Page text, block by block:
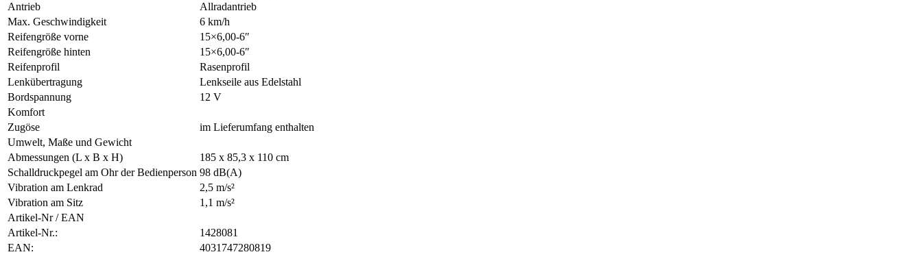
Antrieb
Allradantrieb
Max. Geschwindigkeit
6 km/h
Reifengröße vorne
15×6,00-6″
Reifengröße hinten
15×6,00-6″
Reifenprofil
Rasenprofil
Lenkübertragung
Lenkseile aus Edelstahl
Bordspannung
12 V
Komfort
Zugöse
im Lieferumfang enthalten
Umwelt, Maße und Gewicht
Abmessungen (L x B x H)
185 x 85,3 x 110 cm
Schalldruckpegel am Ohr der Bedienperson 98 dB(A)
Vibration am Lenkrad
2,5 m/s²
Vibration am Sitz
1,1 m/s²
Artikel-Nr / EAN
Artikel-Nr.:
1428081
EAN:
4031747280819